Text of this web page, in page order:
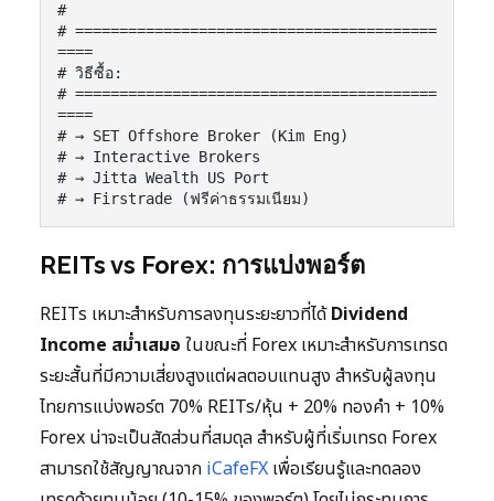
#
# =========================================
====
# วิธีซื้อ:
# =========================================
====
# → SET Offshore Broker (Kim Eng)
# → Interactive Brokers
# → Jitta Wealth US Port
# → Firstrade (ฟรีค่าธรรมเนียม)
REITs vs Forex: การแบ่งพอร์ต
REITs เหมาะสำหรับการลงทุนระยะยาวที่ได้Dividend
Income สม่ำเสมอ ในขณะที่ Forex เหมาะสำหรับการเทรด
ระยะสั้นที่มีความเสี่ยงสูงแต่ผลตอบแทนสูง สำหรับผู้ลงทุน
ไทยการแบ่งพอร์ต 70% REITs/หุ้น + 20% ทองคำ + 10%
Forex น่าจะเป็นสัดส่วนที่สมดุล สำหรับผู้ที่เริ่มเทรด Forex
สามารถใช้สัญญาณจาก iCafeFX เพื่อเรียนรู้และทดลอง